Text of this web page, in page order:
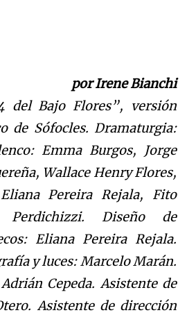
por Irene Bianchi
del Bajo Flores”, versión
de Sófocles. Dramaturgia:
Emma Burgos, Jorge
Wallace Henry Flores,
Pereira Rejala, Fito
Perdichizzi. Diseño de
Eliana Pereira Rejala.
y luces: Marcelo Marán.
Cepeda. Asistente de
Asistente de dirección